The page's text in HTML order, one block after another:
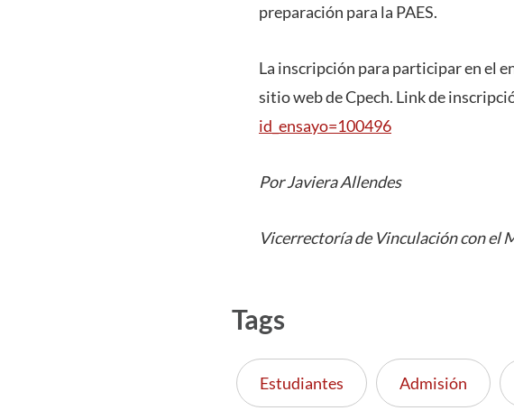
preparación para la PAES.
La inscripción para participar en el
sitio web de Cpech. Link de
id_ensayo=100496
Por Javiera Allendes
Vicerrectoría de Vinculación con el
Tags
Estudiantes Admisión